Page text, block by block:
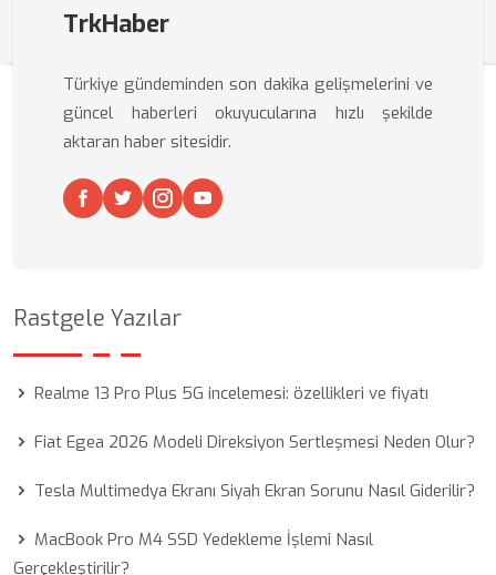
TrkHaber
Türkiye gündeminden son dakika gelişmelerini ve
güncel haberleri okuyucularına hızlı şekilde
aktaran haber sitesidir.
Rastgele Yazılar
Realme 13 Pro Plus 5G incelemesi: özellikleri ve fiyatı
Fiat Egea 2026 Modeli Direksiyon Sertleşmesi Neden Olur?
Tesla Multimedya Ekranı Siyah Ekran Sorunu Nasıl Giderilir?
MacBook Pro M4 SSD Yedekleme İşlemi Nasıl
Gerçekleştirilir?